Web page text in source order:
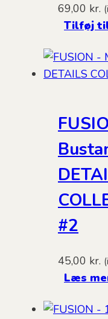
69,00 kr.
Tilføj
#2
45,00 kr.
Læs